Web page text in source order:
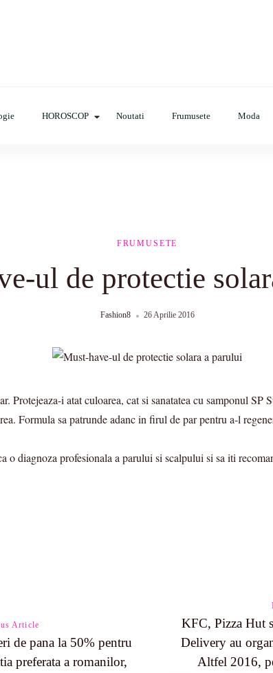
HOROSCOP Noutati Frumusete Moda
FRUMUSETE
ul de protectie
Fashion8 26 Aprilie 2016
Protejeaza-i atat culoarea, cat si sanatatea cu samponul
Formula sa patrunde adanc in firul de par pentru a-l
diagnoza profesionala a parului si scalpului si sa iti
Article
de pana la 50% pentru
preferata a romanilor,
KFC, Pizza Hut
Delivery au
Altfel 2016,